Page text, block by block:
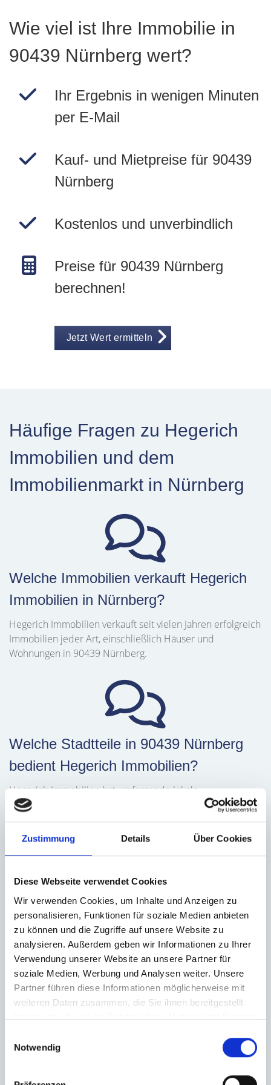
Zustimmung Details Über Cookies
Diese Webseite verwendet Cookies
Wir verwenden Cookies, um Inhalte und Anzeigen zu
personalisieren, Funktionen für soziale Medien anbieten
zu können und die Zugriffe auf unsere Website zu
analysieren. Außerdem geben wir Informationen zu Ihrer
Verwendung unserer Website an unsere Partner für
soziale Medien, Werbung und Analysen weiter. Unsere
Partner führen diese Informationen möglicherweise mit
weiteren Daten zusammen, die Sie ihnen bereitgestellt
haben oder die sie im Rahmen Ihrer Nutzung der Dienste
Notwendig
Wie viel ist Ihre Immobilie in
90439 Nürnberg wert?
Ihr Ergebnis in wenigen Minuten
per E-Mail
Kauf- und Mietpreise für 90439
Nürnberg
Kostenlos und unverbindlich
Preise für 90439 Nürnberg
berechnen!
Jetzt Wert ermitteln
Häufige Fragen zu Hegerich
Immobilien und dem
Immobilienmarkt in Nürnberg
Welche Immobilien verkauft Hegerich
Immobilien in Nürnberg?
Hegerich Immobilien verkauft seit vielen Jahren erfolgreich
Immobilien jeder Art, einschließlich Häuser und
Wohnungen in 90439 Nürnberg.
Welche Stadtteile in 90439 Nürnberg
bedient Hegerich Immobilien?
Hegerich Immobilien hat umfassende lokale
Marktkenntnisse in den Stadtteilen Schweinau, Großreuth
bei Schweinau, St. Leonhard und Sündersbühl.
Was macht Schweinau als Wohnort
besonders?
Schweinau überzeugt durch eine sehr abwechslungsreiche
Baustruktur.
Wie unterstützt Hegerich Immobilien